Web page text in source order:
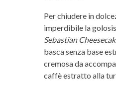
Per chiudere in
imperdibile la
Sebastian
basca senza base
cremosa da
caffè estratto alla